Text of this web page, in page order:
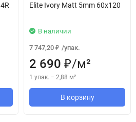
Elite Ivory Matt 5mm 60x120
В наличии
7 747,20 ₽ /упак.
2 690 ₽/м²
1 упак. = 2,88 м²
В корзину